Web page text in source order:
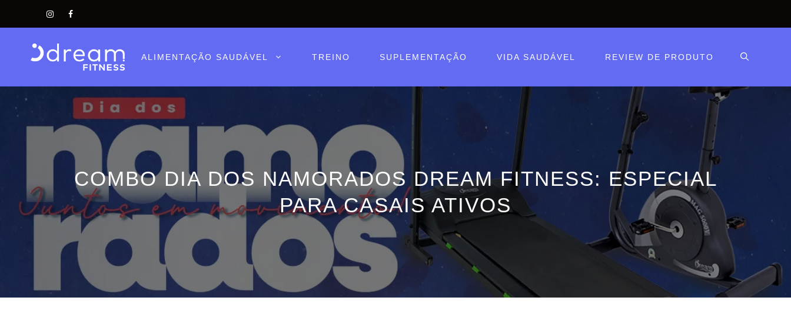
conteúdo
ALIMENTAÇÃO SAUDÁVEL TREINO SUPLEMENTAÇÃO VIDA SAUDÁVEL REVIEW DE PRODUTO
COMBO DIA DOS NAMORADOS DREAM FITNESS: ESPECIAL
PARA CASAIS ATIVOS